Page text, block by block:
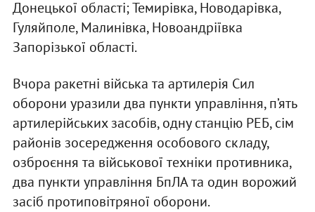
Донецької області; Темирівка, Новодарівка,
Гуляйполе, Малинівка, Новоандріївка
Запорізької області.
Вчора ракетні війська та артилерія Сил
оборони уразили два пункти управління, п’ять
артилерійських засобів, одну станцію РЕБ, сім
районів зосередження особового складу,
озброєння та військової техніки противника,
два пункти управління БпЛА та один ворожий
засіб протиповітряної оборони.